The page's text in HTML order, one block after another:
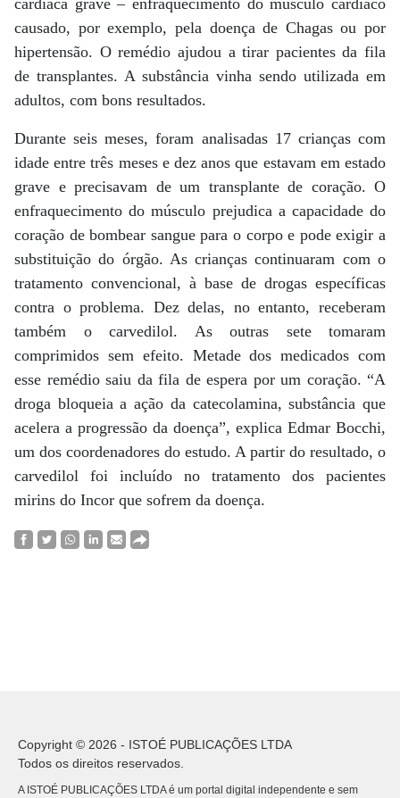
cardíaca grave – enfraquecimento do músculo cardíaco
causado, por exemplo, pela doença de Chagas ou por
hipertensão. O remédio ajudou a tirar pacientes da fila
de transplantes. A substância vinha sendo utilizada em
adultos, com bons resultados.
Durante seis meses, foram analisadas 17 crianças com
idade entre três meses e dez anos que estavam em estado
grave e precisavam de um transplante de coração. O
enfraquecimento do músculo prejudica a capacidade do
coração de bombear sangue para o corpo e pode exigir a
substituição do órgão. As crianças continuaram com o
tratamento convencional, à base de drogas específicas
contra o problema. Dez delas, no entanto, receberam
também o carvedilol. As outras sete tomaram
comprimidos sem efeito. Metade dos medicados com
esse remédio saiu da fila de espera por um coração. “A
droga bloqueia a ação da catecolamina, substância que
acelera a progressão da doença”, explica Edmar Bocchi,
um dos coordenadores do estudo. A partir do resultado, o
carvedilol foi incluído no tratamento dos pacientes
mirins do Incor que sofrem da doença.
Copyright © 2026 - ISTOÉ PUBLICAÇÕES LTDA
Todos os direitos reservados.
A ISTOÉ PUBLICAÇÕES LTDA é um portal digital independente e sem